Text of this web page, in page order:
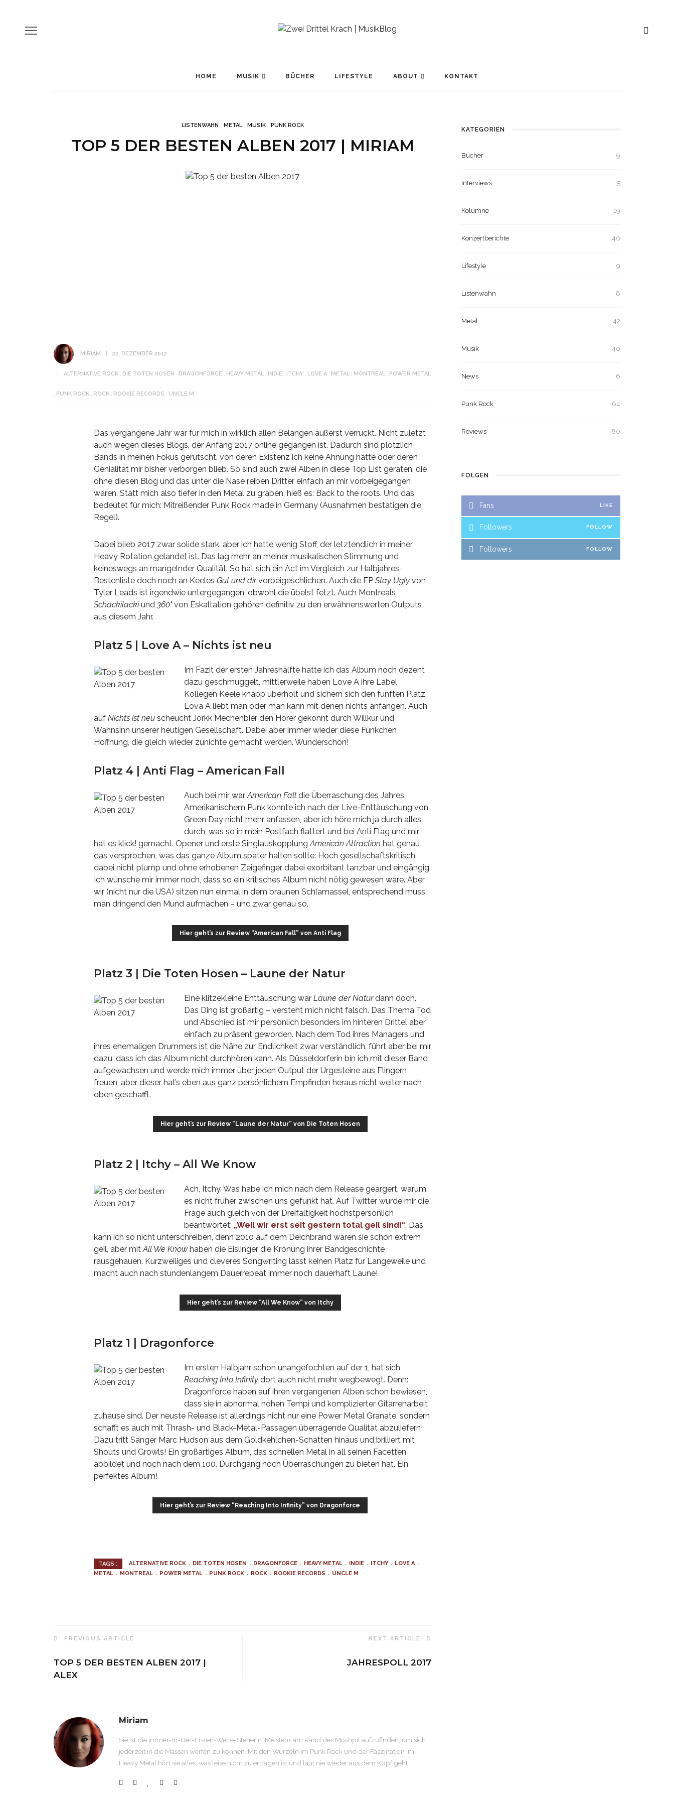
HOME MUSIK BÜCHER LIFESTYLE ABOUT KONTAKT
LISTENWAHN METAL MUSIK PUNK ROCK
TOP 5 DER BESTEN ALBEN 2017 | MIRIAM
MIRIAM 22. DEZEMBER 2017
ALTERNATIVE ROCK DIE TOTEN HOSEN DRAGONFORCE HEAVY METAL INDIE ITCHY LOVE A METAL MONTREAL POWER METAL
PUNK ROCK ROCK ROOKIE RECORDS UNCLE M
Das vergangene Jahr war für mich in wirklich allen Belangen äußerst verrückt. Nicht zuletzt
auch wegen dieses Blogs, der Anfang 2017 online gegangen ist. Dadurch sind plötzlich
Bands in meinen Fokus gerutscht, von deren Existenz ich keine Ahnung hatte oder deren
Genialität mir bisher verborgen blieb. So sind auch zwei Alben in diese Top List geraten, die
ohne diesen Blog und das unter die Nase reiben Dritter einfach an mir vorbeigegangen
wären. Statt mich also tiefer in den Metal zu graben, hieß es: Back to the roots. Und das
bedeutet für mich: Mitreißender Punk Rock made in Germany (Ausnahmen bestätigen die
Regel).
Dabei blieb 2017 zwar solide stark, aber ich hatte wenig Stoff, der letztendlich in meiner
Heavy Rotation gelandet ist. Das lag mehr an meiner musikalischen Stimmung und
keineswegs an mangelnder Qualität. So hat sich ein Act im Vergleich zur Halbjahres-
Bestenliste doch noch an Keeles Gut und dirvorbeigeschlichen. Auch die EP Stay Ugly von
Tyler Leads ist irgendwie untergegangen, obwohl die übelst fetzt. Auch Montreals
Schackilackiund 360°von Eskaltation gehören definitiv zu den erwähnenswerten Outputs
aus diesem Jahr.
Platz 5 | Love A – Nichts ist neu
Im Fazit der ersten Jahreshälfte hatte ich das Album noch dezent
dazu geschmuggelt, mittlerweile haben Love A ihre Label
Kollegen Keele knapp überholt und sichern sich den fünften Platz.
Lova A liebt man oder man kann mit denen nichts anfangen. Auch
auf Nichts ist neu scheucht Jörkk Mechenbier den Hörer gekonnt durch Willkür und
Wahnsinn unserer heutigen Gesellschaft. Dabei aber immer wieder diese Fünkchen
Hoffnung, die gleich wieder zunichte gemacht werden. Wunderschön!
Platz 4 | Anti Flag – American Fall
Auch bei mir warAmerican Fall die Überraschung des Jahres.
Amerikanischem Punk konnte ich nach der Live-Enttäuschung von
Green Day nicht mehr anfassen, aber ich höre mich ja durch alles
durch, was so in mein Postfach flattert und bei Anti Flag und mir
hat es klick! gemacht. Opener und erste SinglauskopplungAmerican Attraction hat genau
das versprochen, was das ganze Album später halten sollte: Hoch gesellschaftskritisch,
dabei nicht plump und ohne erhobenen Zeigefinger dabei exorbitant tanzbar und eingängig.
Ich wünsche mir immer noch, dass so ein kritisches Album nicht nötig gewesen wäre. Aber
wir (nicht nur die USA) sitzen nun einmal in dem braunen Schlamassel, entsprechend muss
man dringend den Mund aufmachen – und zwar genau so.
Hier geht’s zur Review “American Fall” von Anti Flag
Platz 3 | Die Toten Hosen – Laune der Natur
Eine klitzekleine Enttäuschung war Laune der Naturdann doch.
Das Ding ist großartig – versteht mich nicht falsch. Das Thema Tod
und Abschied ist mir persönlich besonders im hinteren Drittel aber
einfach zu präsent geworden. Nach dem Tod ihres Managers und
ihres ehemaligen Drummers ist die Nähe zur Endlichkeit zwar verständlich, führt aber bei mir
dazu, dass ich das Album nicht durchhören kann. Als Düsseldorferin bin ich mit dieser Band
aufgewachsen und werde mich immer über jeden Output der Urgesteine aus Flingern
freuen, aber dieser hat’s eben aus ganz persönlichem Empfinden heraus nicht weiter nach
oben geschafft.
Hier geht’s zur Review “Laune der Natur” von Die Toten Hosen
Platz 2 | Itchy – All We Know
Ach, Itchy. Was habe ich mich nach dem Release geärgert, warum
es nicht früher zwischen uns gefunkt hat. Auf Twitter wurde mir die
Frage auch gleich von der Dreifaltigkeit höchstpersönlich
beantwortet: „Weil wir erst seit gestern total geil sind!“. Das
kann ich so nicht unterschreiben, denn 2010 auf dem Deichbrand waren sie schon extrem
geil, aber mitAll We Know haben die Eislinger die Krönung ihrer Bandgeschichte
rausgehauen. Kurzweiliges und cleveres Songwriting lässt keinen Platz für Langeweile und
macht auch nach stundenlangem Dauerrepeat immer noch dauerhaft Laune!
Hier geht’s zur Review “All We Know” von Itchy
Platz 1 | Dragonforce
Im ersten Halbjahr schon unangefochten auf der 1, hat sich
Reaching Into Infinity dort auch nicht mehr wegbewegt. Denn:
Dragonforce haben auf ihren vergangenen Alben schon bewiesen,
dass sie in abnormal hohen Tempi und komplizierter Gitarrenarbeit
zuhause sind. Der neuste Release ist allerdings nicht nur eine Power Metal Granate, sondern
schafft es auch mit Thrash- und Black-Metal-Passagen überragende Qualität abzuliefern!
Dazu tritt Sänger Marc Hudson aus dem Goldkehlchen-Schatten hinaus und brilliert mit
Shouts und Growls! Ein großartiges Album, das schnellen Metal in all seinen Facetten
abbildet und noch nach dem 100. Durchgang noch Überraschungen zu bieten hat. Ein
perfektes Album!
Hier geht’s zur Review “Reaching Into Infinity” von Dragonforce
TAGS : ALTERNATIVE ROCK DIE TOTEN HOSEN DRAGONFORCE HEAVY METAL INDIE ITCHY
LOVE A
METAL
MONTREAL POWER METAL PUNK ROCK ROCK ROOKIE RECORDS UNCLE M
PREVIOUS ARTICLE
TOP 5 DER BESTEN ALBEN 2017 |
ALEX
NEXT ARTICLE
JAHRESPOLL 2017
Miriam
Sie ist die Immer-In-Der-Ersten-Welle-Steherin. Meistens am Rand des Moshpit aufzufinden, um sich
jederzeit in die Massen werfen zu können. Mit den Wurzeln im Punk Rock und der Faszination im
Heavy Metal hört sie alles, was leise nicht zu ertragen ist und laut nie wieder aus dem Kopf geht.
KATEGORIEN
Bücher 9
Interviews 5
Kolumne 19
Konzertberichte 40
Lifestyle 9
Listenwahn 8
Metal 42
Musik 40
News 6
Punk Rock 64
Reviews 80
FOLGEN
Fans LIKE
Followers FOLLOW
Followers FOLLOW